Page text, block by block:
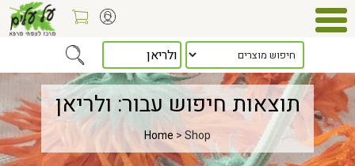
תוצאות חיפוש עבור: ולריאן
Home > Shop